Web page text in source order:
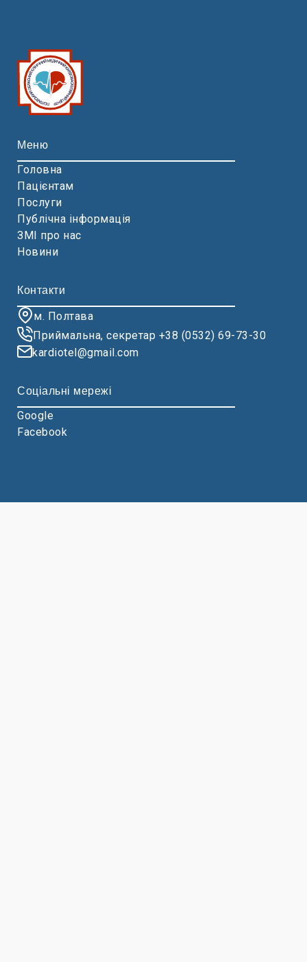
Меню
Головна
Пацієнтам
Послуги
Публічна інформація
ЗМІ про нас
Новини
Контакти
м. Полтава
Приймальна, секретар +38 (0532) 69-73-30
kardiotel@gmail.com
Соціальні мережі
Google
Facebook